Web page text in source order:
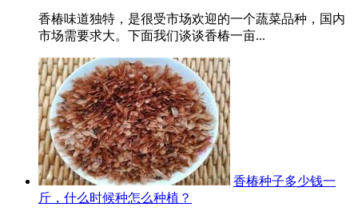
香椿味道独特，是很受市场欢迎的一个蔬菜品种，国内
市场需要求大。下面我们谈谈香椿一亩...
香椿种子多少钱一
斤，什么时候种怎么种植？